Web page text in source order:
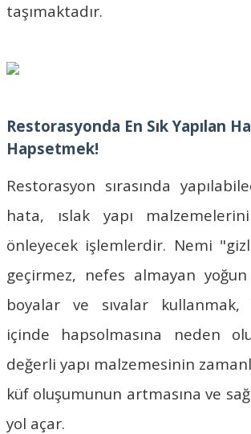
taşımaktadır.
Restorasyonda En Sık Yapılan
Hapsetmek!
Restorasyon sırasında
hata, ıslak yapı
önleyecek işlemlerdir. Nemi
geçirmez, nefes almayan
boyalar ve sıvalar
içinde hapsolmasına neden
değerli yapı malzemesinin
küf oluşumunun artmasına ve
yol açar.